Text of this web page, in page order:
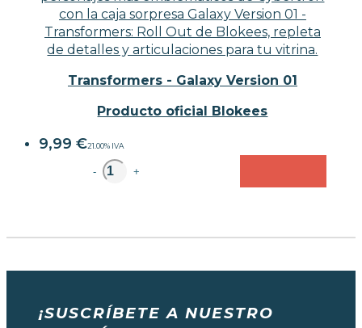
con la caja sorpresa Galaxy Version 01 -
Transformers: Roll Out de Blokees, repleta
de detalles y articulaciones para tu vitrina.
Transformers - Galaxy Version 01
Producto oficial Blokees
9,99 €21.00% IVA
- +
¡SUSCRÍBETE A NUESTRO